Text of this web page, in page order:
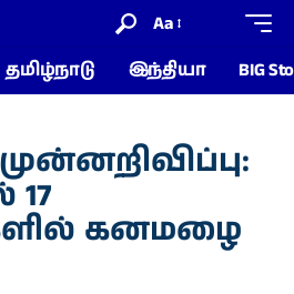
Aa
தமிழ்நாடு இந்தியா BIG
17
கனமழை